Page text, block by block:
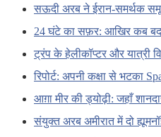
सऊदी अरब ने ईरान-समर्थक
24 घंटे का सफ़र: आखिर कब
ट्रंप के हेलीकॉप्टर और यात्री
रिपोर्ट: अपनी कक्षा से भटका
आग़ा मीर की ड्योढ़ी: जहाँ
संयुक्त अरब अमीरात में दो